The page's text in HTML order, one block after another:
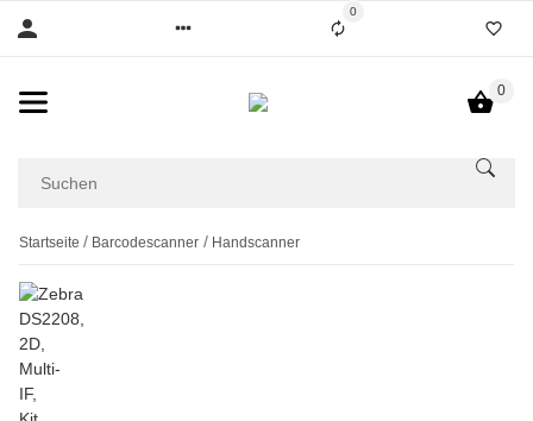
0
0
Startseite Barcodescanner Handscanner